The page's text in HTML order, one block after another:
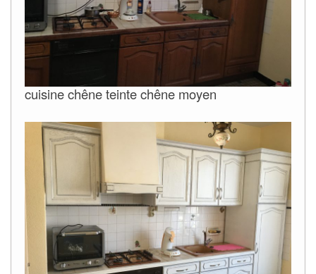
cuisine chêne teinte chêne moyen